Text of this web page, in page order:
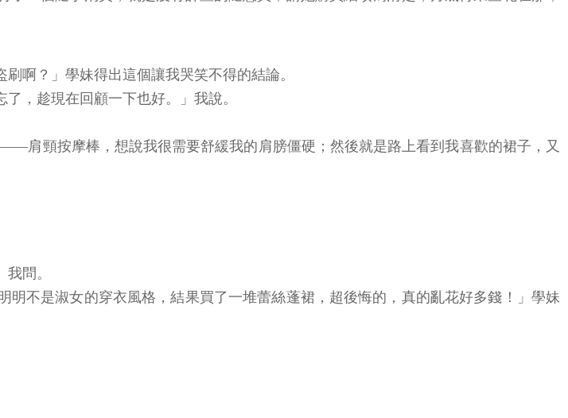
啊？」學妹得出這個讓我哭笑不得的結論。
，趁現在回顧一下也好。」我說。
肩頸按摩棒，想說我很需要舒緩我的肩膀僵硬；然後就是路上看到我喜歡的裙子，又
問。
明不是淑女的穿衣風格，結果買了一堆蕾絲蓬裙，超後悔的，真的亂花好多錢！」學妹